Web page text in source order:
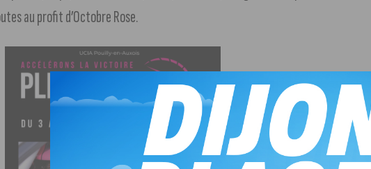
au profit d’Octobre Rose.